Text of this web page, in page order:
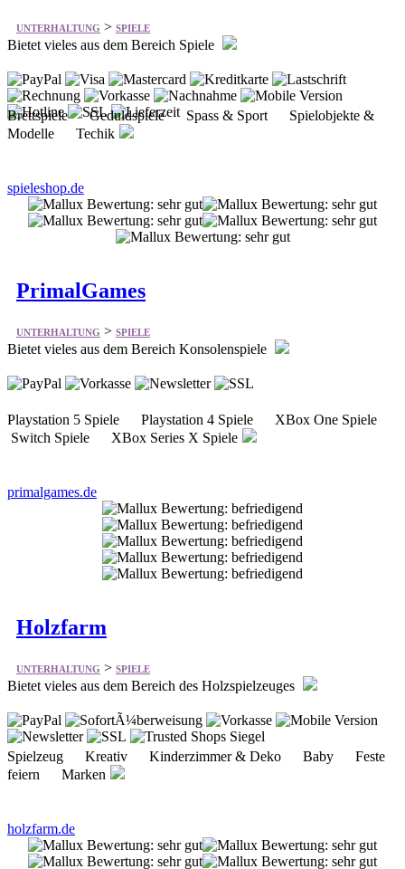
UNTERHALTUNG>SPIELE
Bietet vieles aus dem Bereich Spiele
Brettspiele Geduldspiele Spass & Sport Spielobjekte &
Modelle Techik
spieleshop.de
PrimalGames
UNTERHALTUNG>SPIELE
Bietet vieles aus dem Bereich Konsolenspiele
Playstation 5 Spiele Playstation 4 Spiele XBox One Spiele
Switch Spiele XBox Series X Spiele
primalgames.de
Holzfarm
UNTERHALTUNG>SPIELE
Bietet vieles aus dem Bereich des Holzspielzeuges
Spielzeug Kreativ Kinderzimmer & Deko Baby Feste
feiern Marken
holzfarm.de